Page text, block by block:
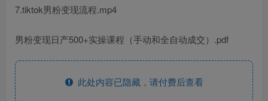
7.tiktok男粉变现流程.mp4
男粉变现日产500+实操课程（手动和全自动成交）.pdf
此处内容已隐藏，请付费后查看